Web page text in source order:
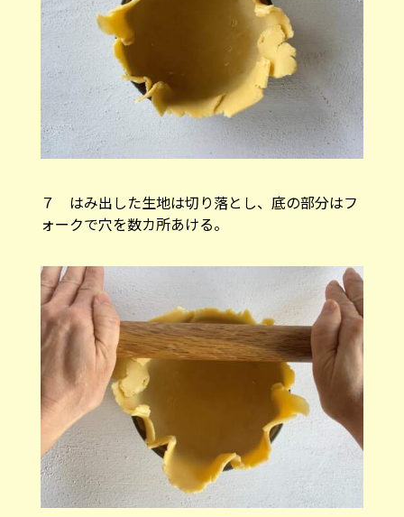
７ はみ出した生地は切り落とし、底の部分はフ
ォークで穴を数カ所あける。